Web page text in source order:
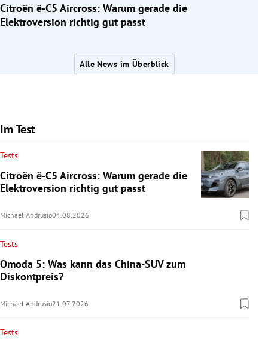
Citroën ë-C5 Aircross: Warum gerade die
Elektroversion richtig gut passt
Alle News im Überblick
Im Test
Tests
Citroën ë-C5 Aircross: Warum gerade die
Elektroversion richtig gut passt
Michael Andrusio04.08.2026
Tests
Omoda 5: Was kann das China-SUV zum
Diskontpreis?
Michael Andrusio21.07.2026
Tests